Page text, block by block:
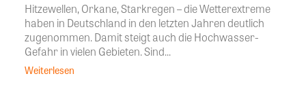
Hitzewellen, Orkane, Starkregen – die Wetterextreme
haben in Deutschland in den letzten Jahren deutlich
zugenommen. Damit steigt auch die Hochwasser-
Gefahr in vielen Gebieten. Sind...
Weiterlesen